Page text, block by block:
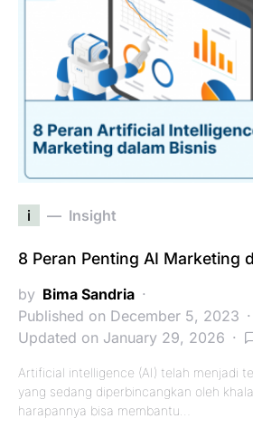
i Insight
8 Peran Penting AI Marketing
by Bima Sandria
Published on December 5, 2023
Updated on January 29, 2026
Artificial intelligence (AI) telah menjadi
yang sedang diperbincangkan oleh
harapannya bisa membantu…